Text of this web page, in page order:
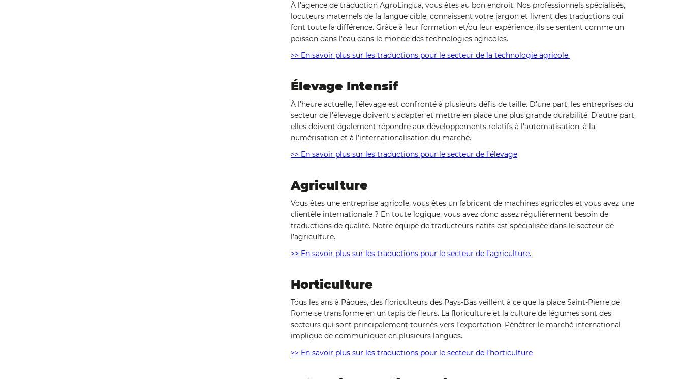
À l’agence de traduction AgroLingua, vous êtes au bon endroit. Nos professionnels spécialisés,
locuteurs maternels de la langue cible, connaissent votre jargon et livrent des traductions qui
font toute la différence. Grâce à leur formation et/ou leur expérience, ils se sentent comme un
poisson dans l’eau dans le monde des technologies agricoles.
>> En savoir plus sur les traductions pour le secteur de la technologie agricole.
Élevage Intensif
À l’heure actuelle, l’élevage est confronté à plusieurs défis de taille. D’une part, les entreprises du
secteur de l’élevage doivent s’adapter et mettre en place une plus grande durabilité. D’autre part,
elles doivent également répondre aux développements relatifs à l’automatisation, à la
numérisation et à l’internationalisation du marché.
>> En savoir plus sur les traductions pour le secteur de l’élevage
Agriculture
Vous êtes une entreprise agricole, vous êtes un fabricant de machines agricoles et vous avez une
clientèle internationale ? En toute logique, vous avez donc assez régulièrement besoin de
traductions de qualité. Notre équipe de traducteurs natifs est spécialisée dans le secteur de
l’agriculture.
>> En savoir plus sur les traductions pour le secteur de l’agriculture.
Horticulture
Tous les ans à Pâques, des floriculteurs des Pays-Bas veillent à ce que la place Saint-Pierre de
Rome se transforme en un tapis de fleurs. La floriculture et la culture de légumes sont des
secteurs qui sont principalement tournés vers l’exportation. Pénétrer le marché international
implique de communiquer en plusieurs langues.
>> En savoir plus sur les traductions pour le secteur de l’horticulture